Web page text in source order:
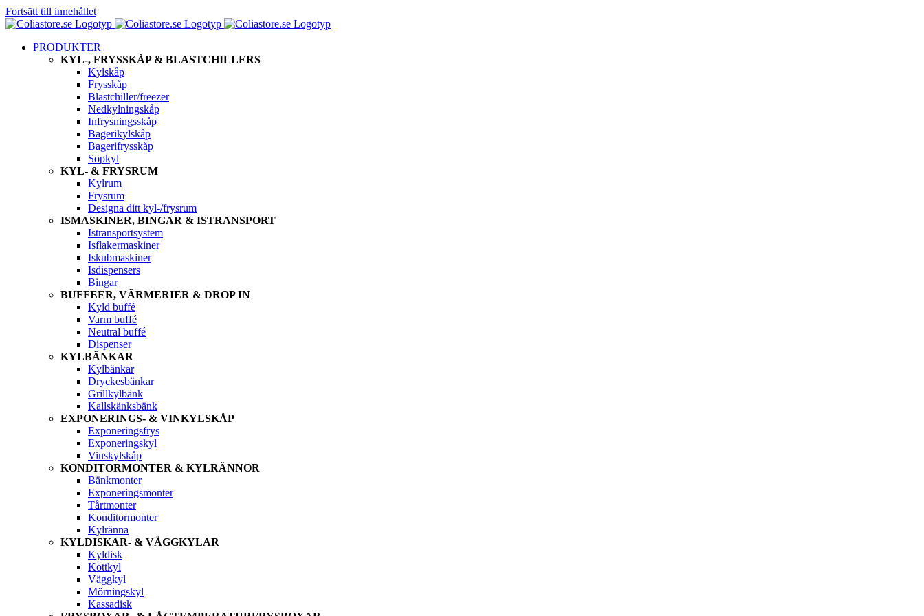
Fortsätt till innehållet
PRODUKTER
KYL-, FRYSSKÅP & BLASTCHILLERS
Kylskåp
Frysskåp
Blastchiller/freezer
Nedkylningskåp
Infrysningsskåp
Bagerikylskåp
Bagerifrysskåp
Sopkyl
KYL- & FRYSRUM
Kylrum
Frysrum
Designa ditt kyl-/frysrum
ISMASKINER, BINGAR & ISTRANSPORT
Istransportsystem
Isflakermaskiner
Iskubmaskiner
Isdispensers
Bingar
BUFFEER, VÄRMERIER & DROP IN
Kyld buffé
Varm buffé
Neutral buffé
Dispenser
KYLBÄNKAR
Kylbänkar
Dryckesbänkar
Grillkylbänk
Kallskänksbänk
EXPONERINGS- & VINKYLSKÅP
Exponeringsfrys
Exponeringskyl
Vinskylskåp
KONDITORMONTER & KYLRÄNNOR
Bänkmonter
Exponeringsmonter
Tårtmonter
Konditormonter
Kylränna
KYLDISKAR- & VÄGGKYLAR
Kyldisk
Köttkyl
Väggkyl
Mörningskyl
Kassadisk